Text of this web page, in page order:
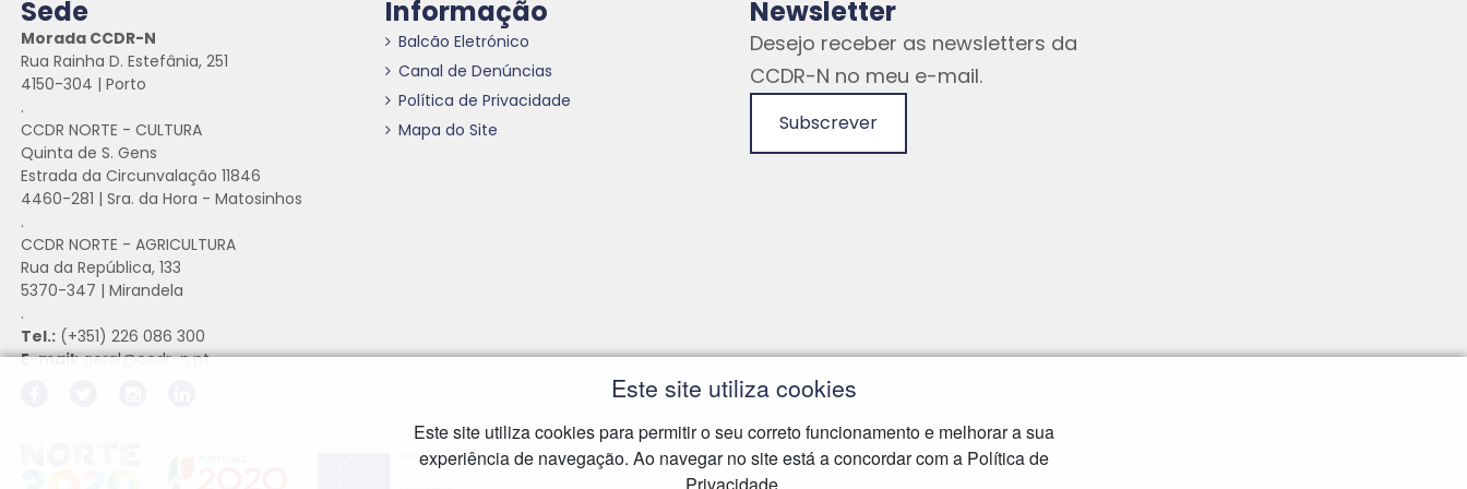
Sede
Morada CCDR-N
Rua Rainha D. Estefânia, 251
4150-304 | Porto
.
CCDR NORTE - CULTURA
Quinta de S. Gens
Estrada da Circunvalação 11846
4460-281 | Sra. da Hora - Matosinhos
.
CCDR NORTE - AGRICULTURA
Rua da República, 133
5370-347 | Mirandela
.
Tel.: (+351) 226 086 300
E-mail:geral@ccdr-n.pt
Informação
Balcão Eletrónico
Canal de Denúncias
Política de Privacidade
Mapa do Site
Newsletter
Desejo receber as newsletters da
CCDR-N no meu e-mail.
Subscrever
Hiperligação externa
Este site utiliza cookies
Este site utiliza cookies para permitir o seu correto funcionamento e melhorar a sua
experiência de navegação. Ao navegar no site está a concordar com a Política de